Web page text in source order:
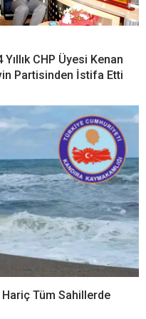
Yıllık CHP Üyesi Kenan
Partisinden İstifa Etti
Hariç Tüm Sahillerde